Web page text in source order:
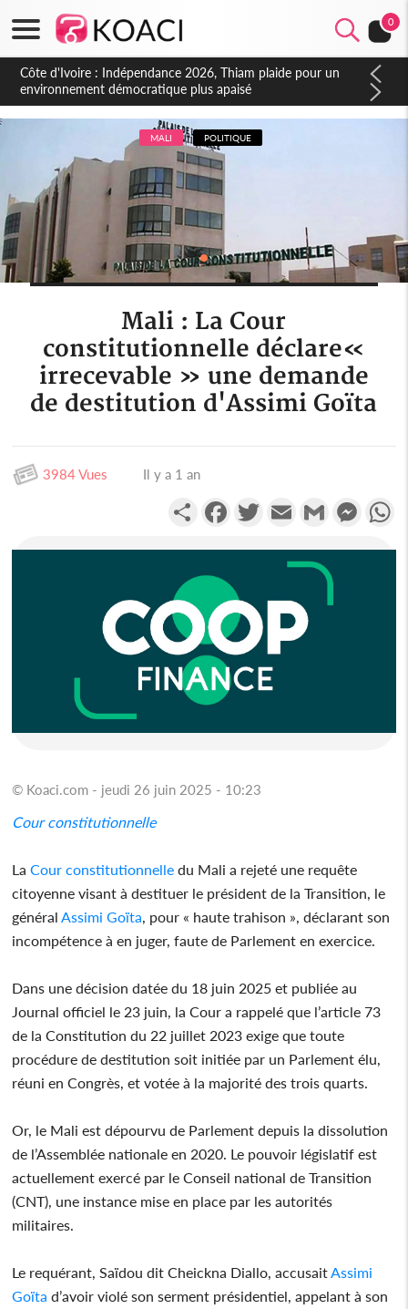
0
Côte d'Ivoire : Concours INFAS 2026, les convocations
seront disponibles à compter du samedi
MALI POLITIQUE
Mali : La Cour
constitutionnelle déclare«
irrecevable » une demande
de destitution d'Assimi Goïta
3984 Vues Il y a 1 an
PartagerFacebookTwitterEmail Gmail
© Koaci.com - jeudi 26 juin 2025 - 10:23
Cour constitutionnelle
LaCour constitutionnelle du Mali a rejeté une requête
citoyenne visant à destituer le président de la Transition, le
général Assimi Goïta , pour « haute trahison », déclarant son
incompétence à en juger, faute de Parlement en exercice.
Dans une décision datée du 18 juin 2025 et publiée au
Journal officiel le 23 juin, la Cour a rappelé que l’article 73
de la Constitution du 22 juillet 2023 exige que toute
procédure de destitution soit initiée par un Parlement élu,
réuni en Congrès, et votée à la majorité des trois quarts.
Or, le Mali est dépourvu de Parlement depuis la dissolution
de l’Assemblée nationale en 2020. Le pouvoir législatif est
actuellement exercé par le Conseil national de Transition
(CNT), une instance mise en place par les autorités
militaires.
Le requérant, Saïdou dit Cheickna Diallo, accusait Assimi
Goïta d’avoir violé son serment présidentiel, appelant à son